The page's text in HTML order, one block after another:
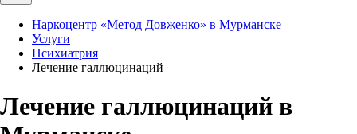
Наркоцентр «Метод Довженко» в Мурманске
Услуги
Психиатрия
Лечение галлюцинаций
Лечение галлюцинаций в